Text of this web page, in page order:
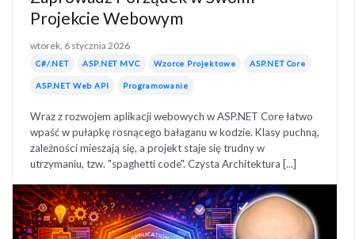
Projekcie Webowym
wtorek, 6 stycznia 2026
C#/.NET ASP.NET MVC Wzorce Projektowe ASP.NET Core
ASP.NET Web API Programowanie
Wraz z rozwojem aplikacji webowych w ASP.NET Core łatwo
wpaść w pułapkę rosnącego bałaganu w kodzie. Klasy puchną,
zależności mieszają się, a projekt staje się trudny w
utrzymaniu, tzw. "spaghetti code". Czysta Architektura [...]